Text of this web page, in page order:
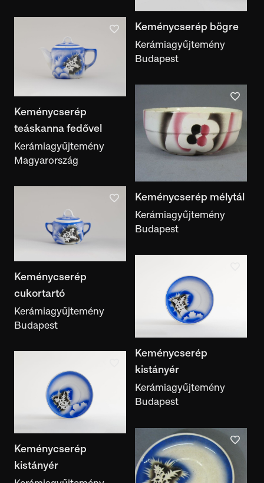
kulcsszó
motívum
Kiállítás
kiállítás
Dokumentumtípus
dokumentumtípus
Képekkel Kiállításban
Irodalmi hivatkozással
Feliratos
Megtalálható a Motívumalkotóban
Keménycserép bögre
Kerámiagyűjtemény
Budapest
Keménycserép
teáskanna fedővel
Kerámiagyűjtemény
Magyarország
Keménycserép mélytál
Kerámiagyűjtemény
Budapest
Keménycserép
cukortartó
Kerámiagyűjtemény
Budapest
Keménycserép
kistányér
Kerámiagyűjtemény
Budapest
Keménycserép
kistányér